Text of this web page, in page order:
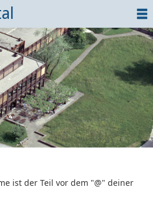
ist der Teil vor dem "@" deiner